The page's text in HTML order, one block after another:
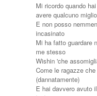
Mi ricordo quando
avere qualcuno
E non posso
incasinato
Mi ha fatto guardare
me stesso
Wishin 'che
Come le ragazze
(dannatamente)
E hai davvero avuto